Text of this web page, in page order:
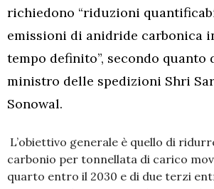
richiedono “riduzioni
emissioni di anidride carbonica
tempo definito”, secondo quanto
ministro delle spedizioni Shri
Sonowal.
L’obiettivo generale è quello di
carbonio per tonnellata di carico
quarto entro il 2030 e di due terzi